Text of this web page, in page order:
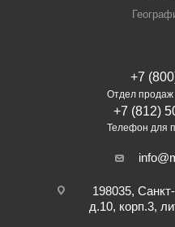
+7
Отдел продаж
+7 (812)
Телефон для
198035,
д.10, корп.3,